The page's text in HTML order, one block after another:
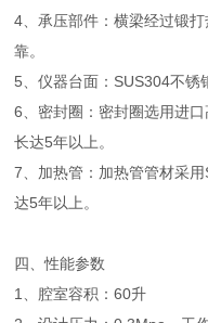
4、承压部件：横梁经过锻
靠。
5、仪器台面：SUS304不锈
6、密封圈：密封圈选用进
长达5年以上。
7、加热管：加热管管材采
达5年以上。
四、性能参数
1、腔室容积：60升